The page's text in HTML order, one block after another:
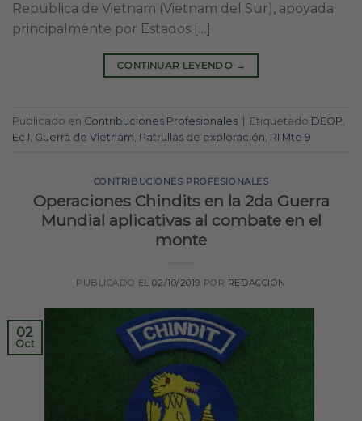
Republica de Vietnam (Vietnam del Sur), apoyada
principalmente por Estados […]
CONTINUAR LEYENDO →
Publicado en Contribuciones Profesionales | Etiquetado DEOP
Ec I Guerra de Vietnam Patrullas de exploración RI Mte 9
CONTRIBUCIONES PROFESIONALES
Operaciones Chindits en la 2da Guerra
Mundial aplicativas al combate en el
monte
PUBLICADO EL02/10/2019 POR REDACCIÓN
02
Oct